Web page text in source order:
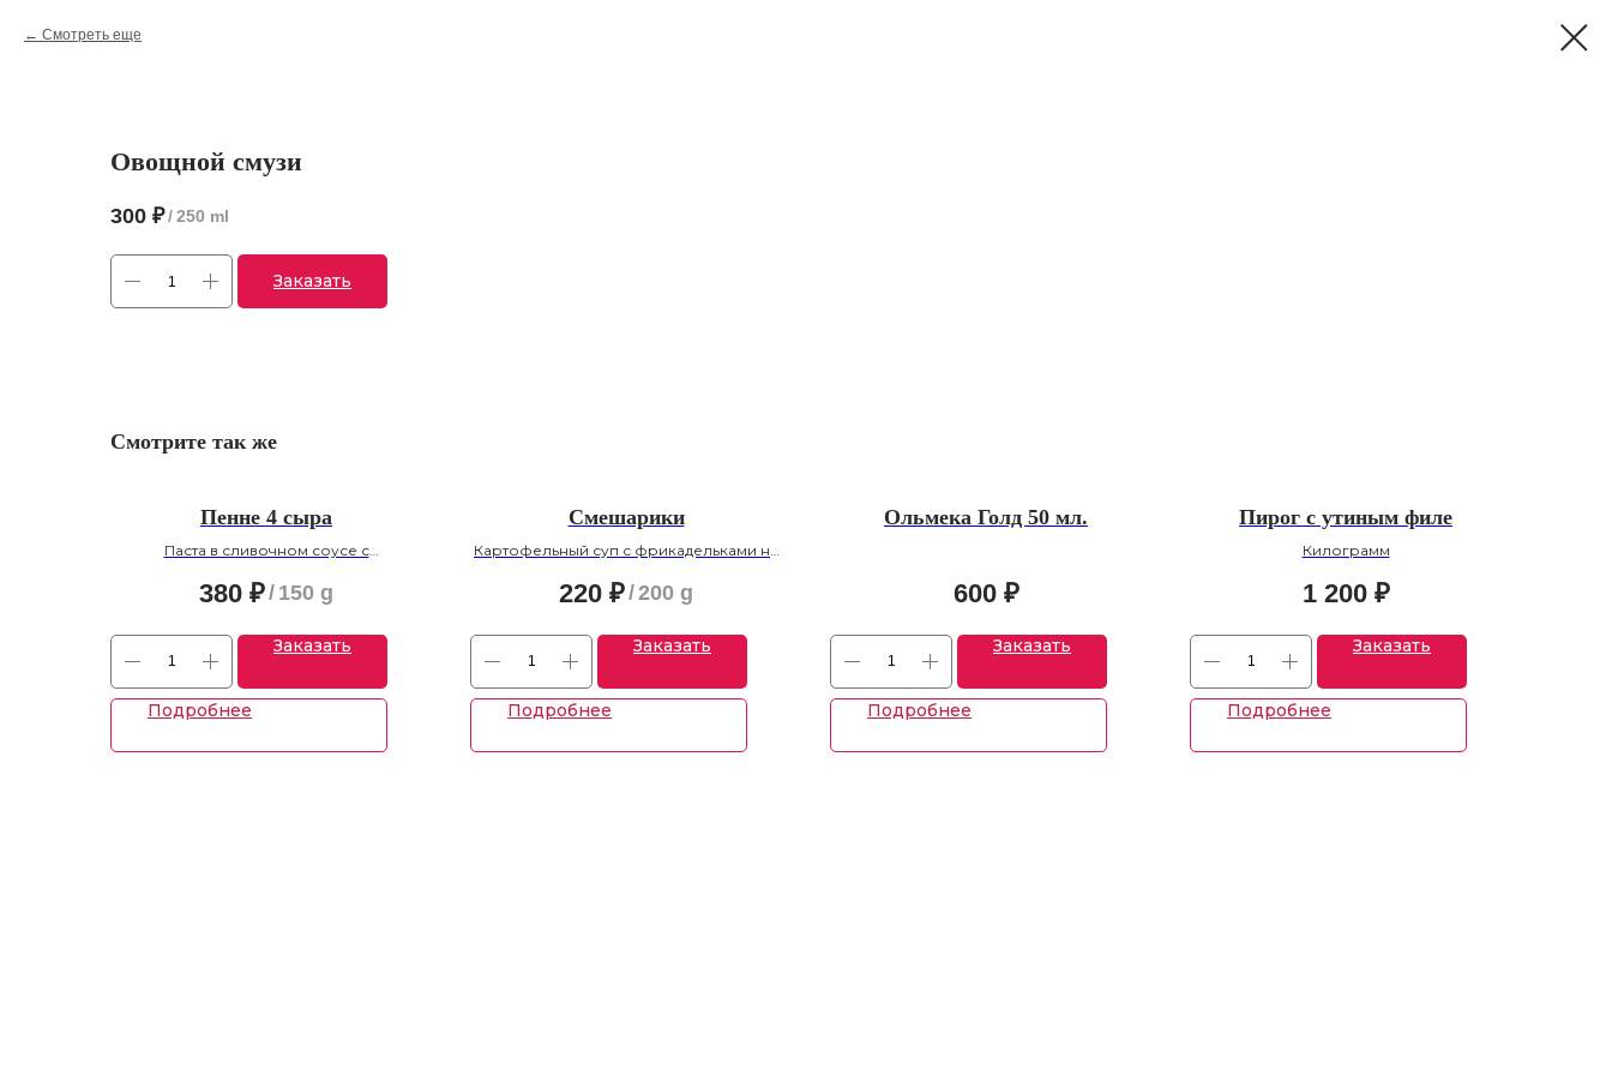
Смотреть еще
Овощной смузи
300 ₽/250 ml
Заказать
Смотрите так же
Пенне 4 сыра
Паста в сливочном соусе с
блю», «Чеддер», «Моцарелла»
380 ₽/ 150 g
Заказать
Подробнее
Смешарики
Картофельный суп с фрикадельками на
220 ₽/200 g
Заказать
Подробнее
Ольмека Голд 50 мл.
600 ₽
Заказать
Подробнее
Пирог с утиным филе
Килограмм
1 200 ₽
Заказать
Подробнее